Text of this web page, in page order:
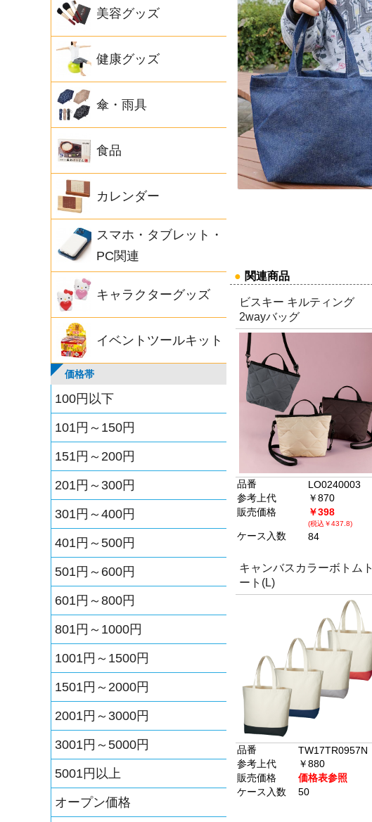
美容グッズ
健康グッズ
傘・雨具
食品
カレンダー
スマホ・タブレット・
PC関連
キャラクターグッズ
イベントツールキット
価格帯
100円以下
101円～150円
151円～200円
201円～300円
301円～400円
401円～500円
501円～600円
601円～800円
801円～1000円
1001円～1500円
1501円～2000円
2001円～3000円
3001円～5000円
5001円以上
オープン価格
● 関連商品
ビスキー キルティング
2wayバッグ
品番
LO0240003
参考上代
￥870
販売価格
￥398
(税込￥437.8)
ケース入数 84
キャンバスカラーボトムト
ート(L)
品番
TW17TR0957N
参考上代
￥880
販売価格
価格表参照
ケース入数
50